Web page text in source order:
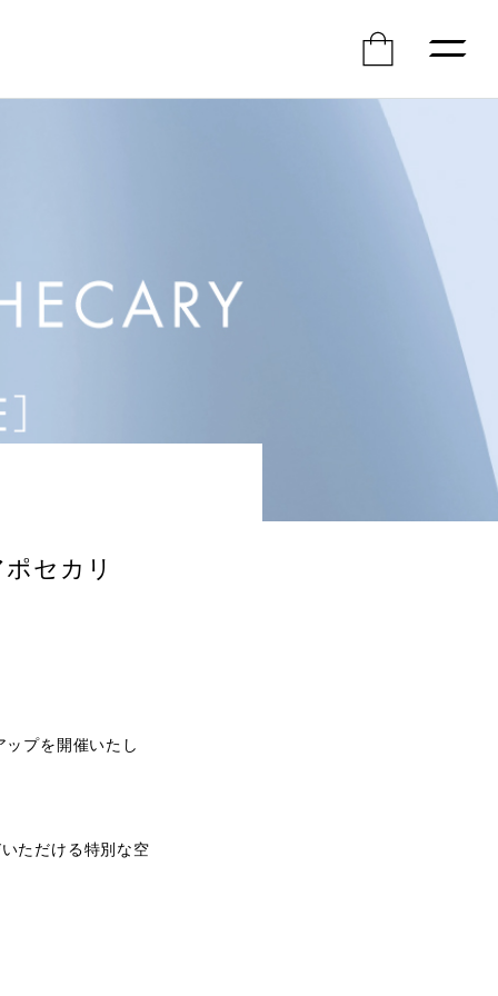
セカリ
プを開催いたし
ただける特別な空